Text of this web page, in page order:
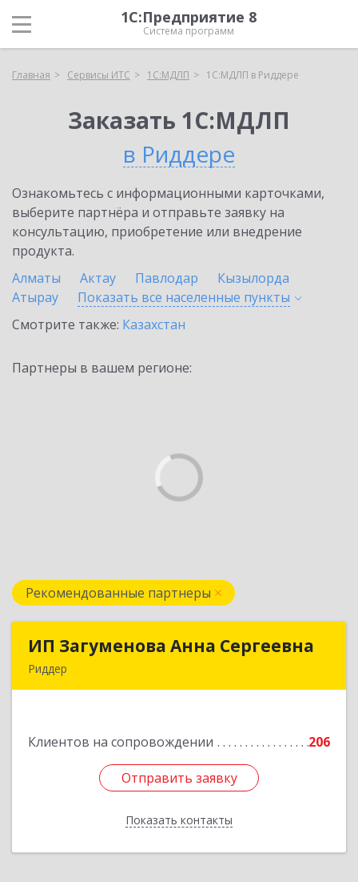
1С:Предприятие 8
Система программ
Главная Сервисы ИТС 1С:МДЛП 1С:МДЛП в Риддере
Заказать 1С:МДЛП
в Риддере
Ознакомьтесь с информационными карточками,
выберите партнёра и отправьте заявку на
консультацию, приобретение или внедрение
продукта.
Алматы
Актау Павлодар
Кызылорда
Атырау
Показать все населенные пункты
Смотрите также: Казахстан
Партнеры в вашем регионе:
Рекомендованные партнеры
ИП Загуменова Анна Сергеевна
Риддер
Клиентов на сопровождении 206
Отправить заявку
Показать контакты
ИП Загуменова Анна Сергеевна
Подробнее
Отправить заявку
Назад